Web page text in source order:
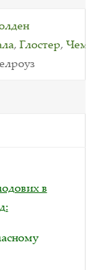
, Глостер,
в